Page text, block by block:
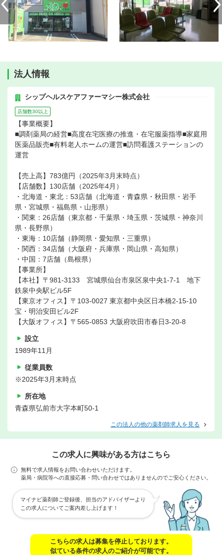
法人情報
シップヘルスケアファーマシー株式会社
店舗数30以上
【事業概要】
■調剤薬局の経営■高度在宅医療の推進・在宅服薬指導■家庭用
医薬品販売■有料老人ホームの運営■訪問看護ステーションの
運営
【売上高】783億円（2025年3月末時点）
【店舗数】130店舗（2025年4月）
・北海道・東北：53店舗（北海道・青森県・秋田県・岩手
県・宮城県・福島県・山形県）
・関東：26店舗（東京都・千葉県・埼玉県・茨城県・神奈川
県・長野県）
・東海：10店舗（静岡県・愛知県・三重県）
・関西：34店舗（大阪府・兵庫県・岡山県・高知県）
・中国：7店舗（島根県）
【事業所】
【本社】〒981-3133 宮城県仙台市泉区泉中央1-7-1 地下
鉄泉中央駅ビル5F
【東京オフィス】〒103-0027 東京都中央区日本橋2-15-10
宝・明治安田ビル2F
【大阪オフィス】〒565-0853 大阪府吹田市春日3-20-8
設立
1989年11月
従業員数
※2025年3月末時点
所在地
青森県弘前市大字本町50-1
この法人の他の薬剤師求人を見る
この求人に興味がある方はこちら
無料で求人情報をお問い合わせいただけます。
薬局・病院等への直接応募・問い合わせではありませんのでご安心ください。
マイナビ薬剤師ご登録後、担当のアドバイザーより
この求人についてご案内差し上げます！
こちらの求人は募集を停止しております。
似ている条件の求人のご紹介が可能です。